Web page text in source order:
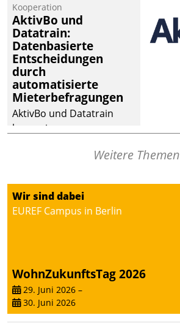
operativen
Instandhaltung in die
SAP-Systemlandschaft
deutscher
Wohnungsunternehmen
– und beschleunigt damit
den Weg vom
Mieteranliegen zum
Dienstleisterauftrag.
Kooperation
AktivBo und
Datatrain:
Datenbasierte
Entscheidungen
durch
automatisierte
Mieterbefragungen
AktivBo und Datatrain
kooperieren –
profitieren: Die nahtlose
von AktivBo und
Datatrain ermöglicht
automatisiert ausgelöste,
intelligente,
datengestützte
Entscheidungen.
Weitere Themen
Wir sind dabei
EUREF Campus in Berlin
WohnZukunftsTag 2026
29. Juni 2026 –
30. Juni 2026